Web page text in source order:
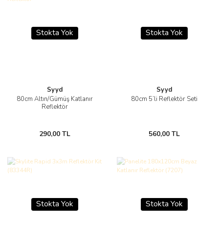
Stokta Yok
Syyd
80cm Altın/Gümüş Katlanır
Reflektör
290,00 TL
Stokta Yok
Syyd
80cm 5’li Reflektör Seti
560,00 TL
Stokta Yok Stokta Yok